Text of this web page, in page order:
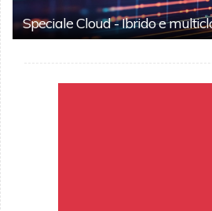
Speciale Cloud - Ibrido e